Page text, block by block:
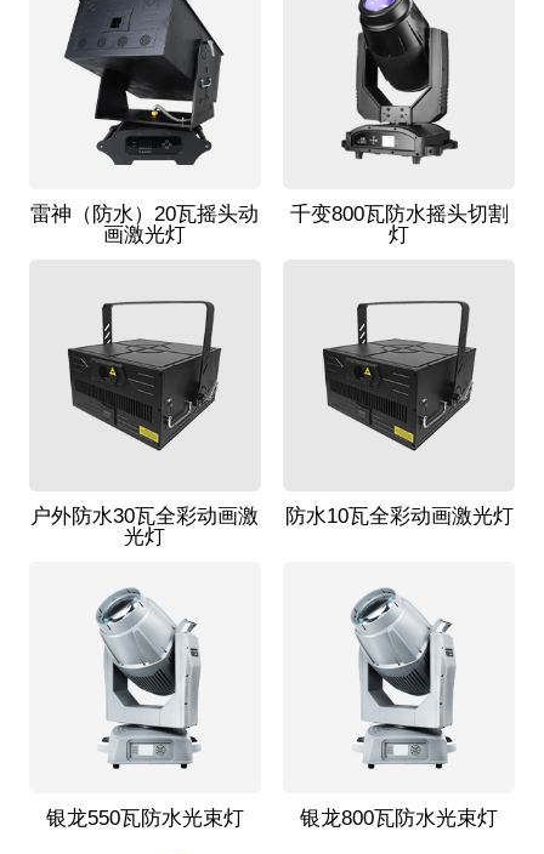
雷神（防水）20瓦摇头动
画激光灯
千变800瓦防水摇头切割
灯
户外防水30瓦全彩动画激
光灯
防水10瓦全彩动画激光灯
银龙550瓦防水光束灯 银龙800瓦防水光束灯